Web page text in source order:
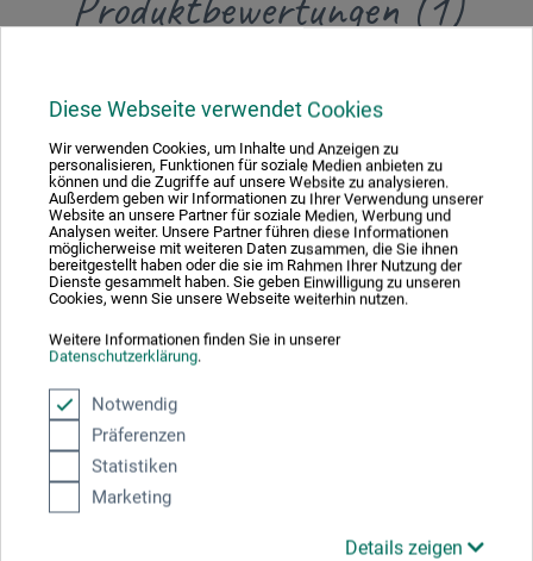
Diese Webseite verwendet Cookies
Wir verwenden Cookies, um Inhalte und Anzeigen zu
personalisieren, Funktionen für soziale Medien anbieten zu
können und die Zugriffe auf unsere Website zu analysieren.
Außerdem geben wir Informationen zu Ihrer Verwendung unserer
Website an unsere Partner für soziale Medien, Werbung und
Analysen weiter. Unsere Partner führen diese Informationen
möglicherweise mit weiteren Daten zusammen, die Sie ihnen
bereitgestellt haben oder die sie im Rahmen Ihrer Nutzung der
Dienste gesammelt haben. Sie geben Einwilligung zu unseren
Cookies, wenn Sie unsere Webseite weiterhin nutzen.
Weitere Informationen finden Sie in unserer
Datenschutzerklärung.
Notwendig
Präferenzen
Statistiken
Marketing
Details zeigen
Sortierung:
5 Sterne
1
4 Sterne
0
3 Sterne
0
1 Sterne
Produkt bewerten
Sagen Sie Ihre Meinung zu diesem Produkt
JETZT PRODUKT BEWERTEN